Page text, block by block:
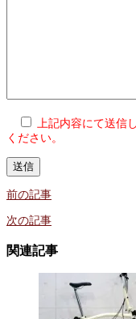
上記内容にて送信
ください。
前の記事
次の記事
関連記事